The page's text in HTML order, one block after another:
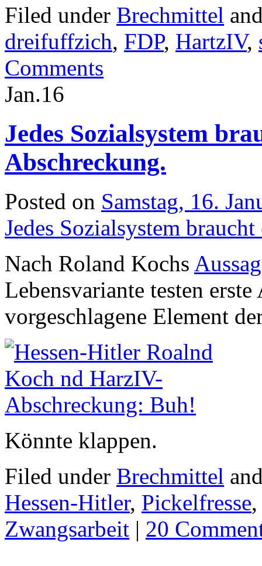
Filed under Brechmittel
dreifuffzich, FDP, HartzIV,
Comments
Jan.16
Jedes Sozialsystem
Abschreckung.
Posted on Samstag, 16.
Jedes Sozialsystem
Nach Roland Kochs
Lebensvariante testen
vorgeschlagene Element
Könnte klappen.
Filed under Brechmittel
Hessen-Hitler, Pickelfresse
Zwangsarbeit | 20